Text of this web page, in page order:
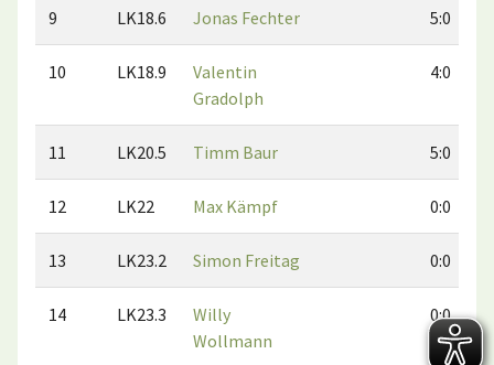
9 LK18.6 Jonas Fechter 5:0
10 LK18.9
Valentin
Gradolph
4:0
11 LK20.5 Timm Baur 5:0
12 LK22 Max Kämpf 0:0
13 LK23.2 Simon Freitag 0:0
14 LK23.3
Willy
Wollmann
0:0